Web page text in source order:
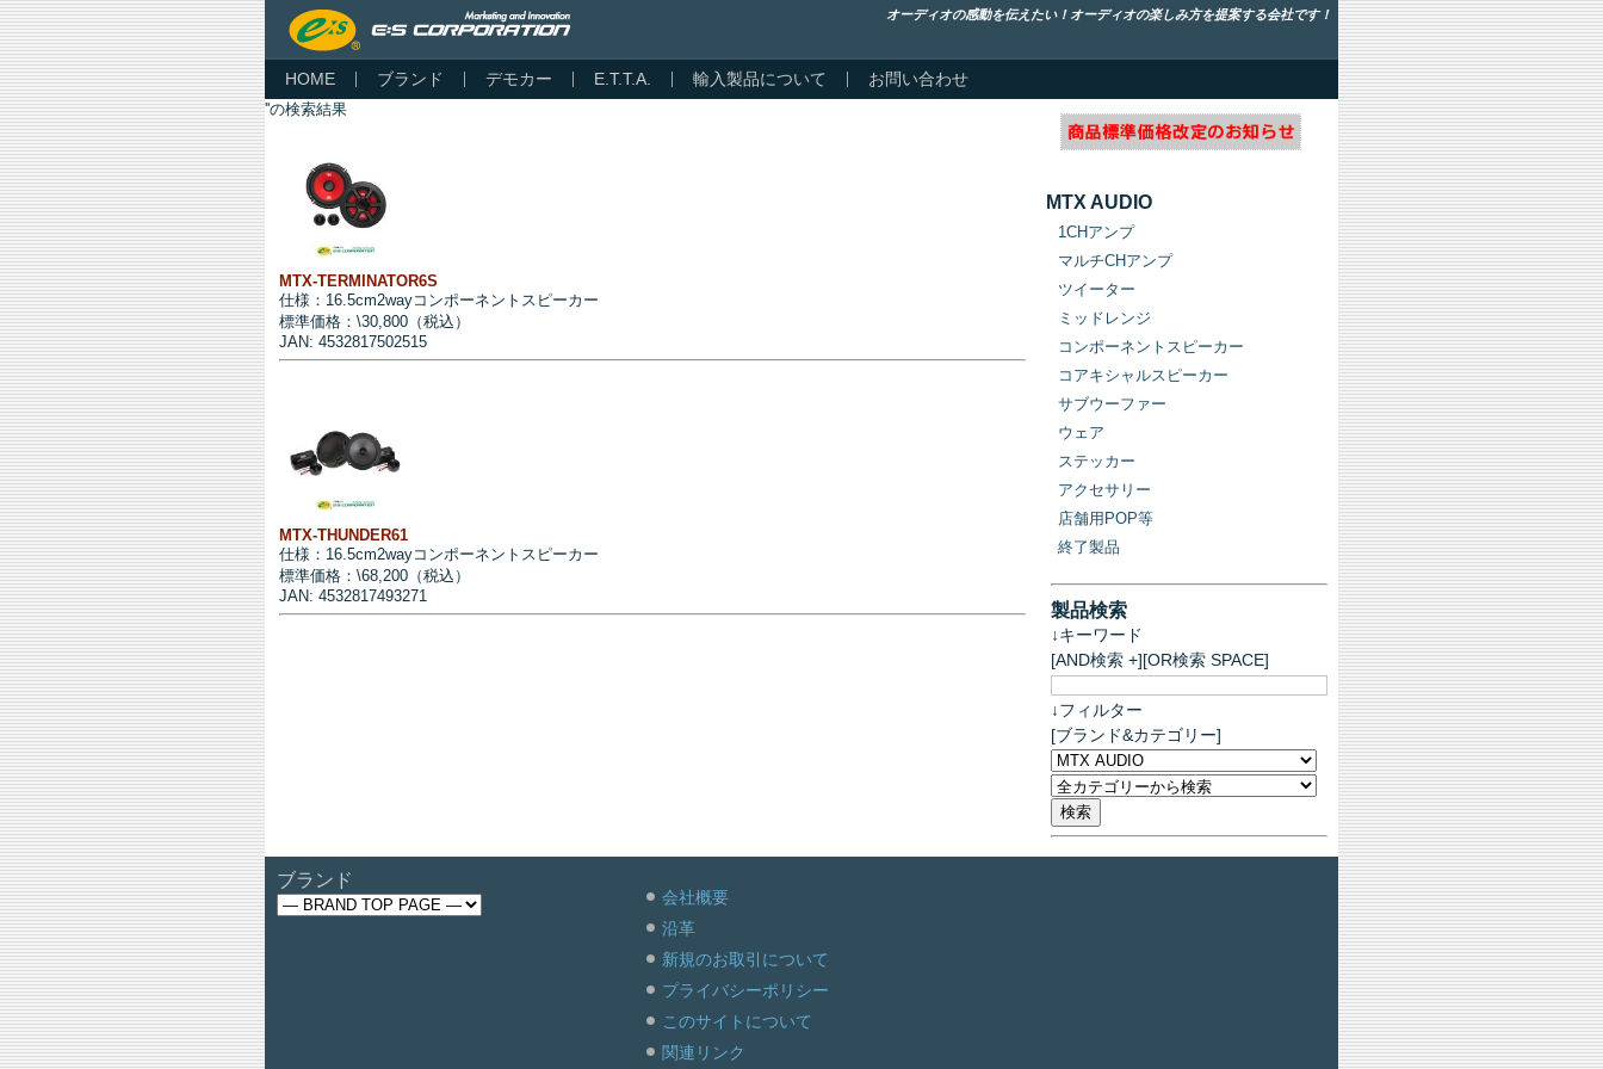
オーディオの感動を伝えたい！オーディオの楽しみ方を提案する会社です！
HOME ブランド デモカー E.T.T.A. 輸入製品について お問い合わせ
''の検索結果
MTX-TERMINATOR6S
仕様：16.5cm2wayコンポーネントスピーカー
標準価格：\30,800（税込）
JAN: 4532817502515
MTX-THUNDER61
仕様：16.5cm2wayコンポーネントスピーカー
標準価格：\68,200（税込）
JAN: 4532817493271
MTX AUDIO
1CHアンプ
マルチCHアンプ
ツイーター
ミッドレンジ
コンポーネントスピーカー
コアキシャルスピーカー
サブウーファー
ウェア
ステッカー
アクセサリー
店舗用POP等
終了製品
製品検索
↓キーワード
[AND検索 +][OR検索 SPACE]
↓フィルター
[ブランド&カテゴリー]
ブランド
会社概要
沿革
新規のお取引について
プライバシーポリシー
このサイトについて
関連リンク